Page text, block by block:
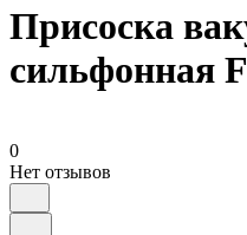
Присоска
сильфонная
0
Нет отзывов